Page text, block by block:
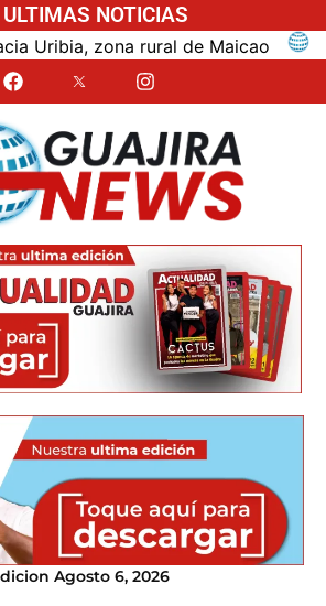
ULTIMAS NOTICIAS
zona rural de Maicao
Agosto 6, 2026